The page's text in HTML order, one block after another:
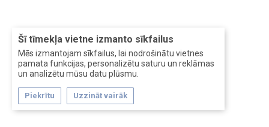
Šī tīmekļa vietne izmanto sīkfailus
Mēs izmantojam sīkfailus, lai nodrošinātu vietnes
pamata funkcijas, personalizētu saturu un reklāmas
un analizētu mūsu datu plūsmu.
Piekrītu Uzzināt vairāk